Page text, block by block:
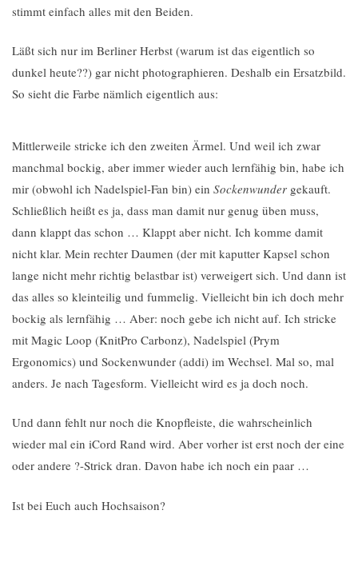
stimmt einfach alles mit den Beiden.
Läßt sich nur im Berliner Herbst (warum ist das eigentlich so
dunkel heute??) gar nicht photographieren. Deshalb ein Ersatzbild.
So sieht die Farbe nämlich eigentlich aus:
Mittlerweile stricke ich den zweiten Ärmel. Und weil ich zwar
manchmal bockig, aber immer wieder auch lernfähig bin, habe ich
mir (obwohl ich Nadelspiel-Fan bin) ein Sockenwunder gekauft.
Schließlich heißt es ja, dass man damit nur genug üben muss,
dann klappt das schon … Klappt aber nicht. Ich komme damit
nicht klar. Mein rechter Daumen (der mit kaputter Kapsel schon
lange nicht mehr richtig belastbar ist) verweigert sich. Und dann ist
das alles so kleinteilig und fummelig. Vielleicht bin ich doch mehr
bockig als lernfähig … Aber: noch gebe ich nicht auf. Ich stricke
mit Magic Loop (KnitPro Carbonz), Nadelspiel (Prym
Ergonomics) und Sockenwunder (addi) im Wechsel. Mal so, mal
anders. Je nach Tagesform. Vielleicht wird es ja doch noch.
Und dann fehlt nur noch die Knopfleiste, die wahrscheinlich
wieder mal ein iCord Rand wird. Aber vorher ist erst noch der eine
oder andere ?-Strick dran. Davon habe ich noch ein paar …
Ist bei Euch auch Hochsaison?